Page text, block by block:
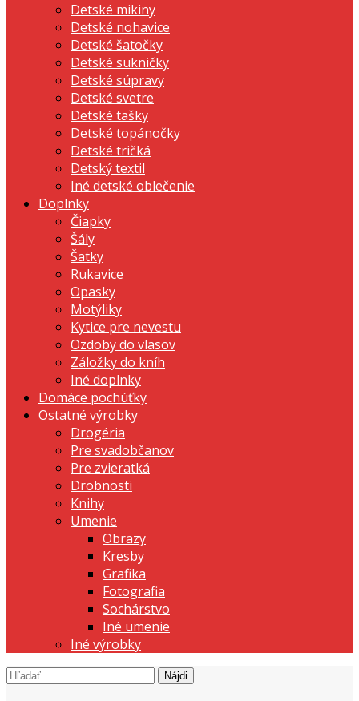
Detské mikiny
Detské nohavice
Detské šatočky
Detské sukničky
Detské súpravy
Detské svetre
Detské tašky
Detské topánočky
Detské tričká
Detský textil
Iné detské oblečenie
Doplnky
Čiapky
Šály
Šatky
Rukavice
Opasky
Motýliky
Kytice pre nevestu
Ozdoby do vlasov
Záložky do kníh
Iné doplnky
Domáce pochúťky
Ostatné výrobky
Drogéria
Pre svadobčanov
Pre zvieratká
Drobnosti
Knihy
Umenie
Obrazy
Kresby
Grafika
Fotografia
Sochárstvo
Iné umenie
Iné výrobky
Hľadať: